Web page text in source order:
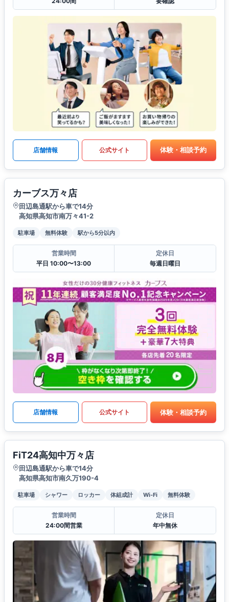
店舗情報 公式サイト 体験・相談予約
カーブス万々店
田辺島通駅から車で14分
高知県高知市南万々41-2
駐車場 無料体験 駅から5分以内
営業時間
平日 10:00〜13:00
定休日
毎週日曜日
店舗情報 公式サイト 体験・相談予約
FiT24高知中万々店
田辺島通駅から車で14分
高知県高知市南久万190-4
駐車場 シャワー ロッカー 体組成計 Wi-Fi 無料体験
営業時間
24:00間営業
定休日
年中無休